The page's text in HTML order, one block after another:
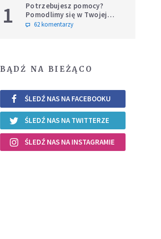
1
Potrzebujesz pomocy?
Pomodlimy się w Twojej
intencji
62 komentarzy
BĄDŹ NA BIEŻĄCO
ŚLEDŹ NAS NA FACEBOOKU
ŚLEDŹ NAS NA TWITTERZE
ŚLEDŹ NAS NA INSTAGRAMIE